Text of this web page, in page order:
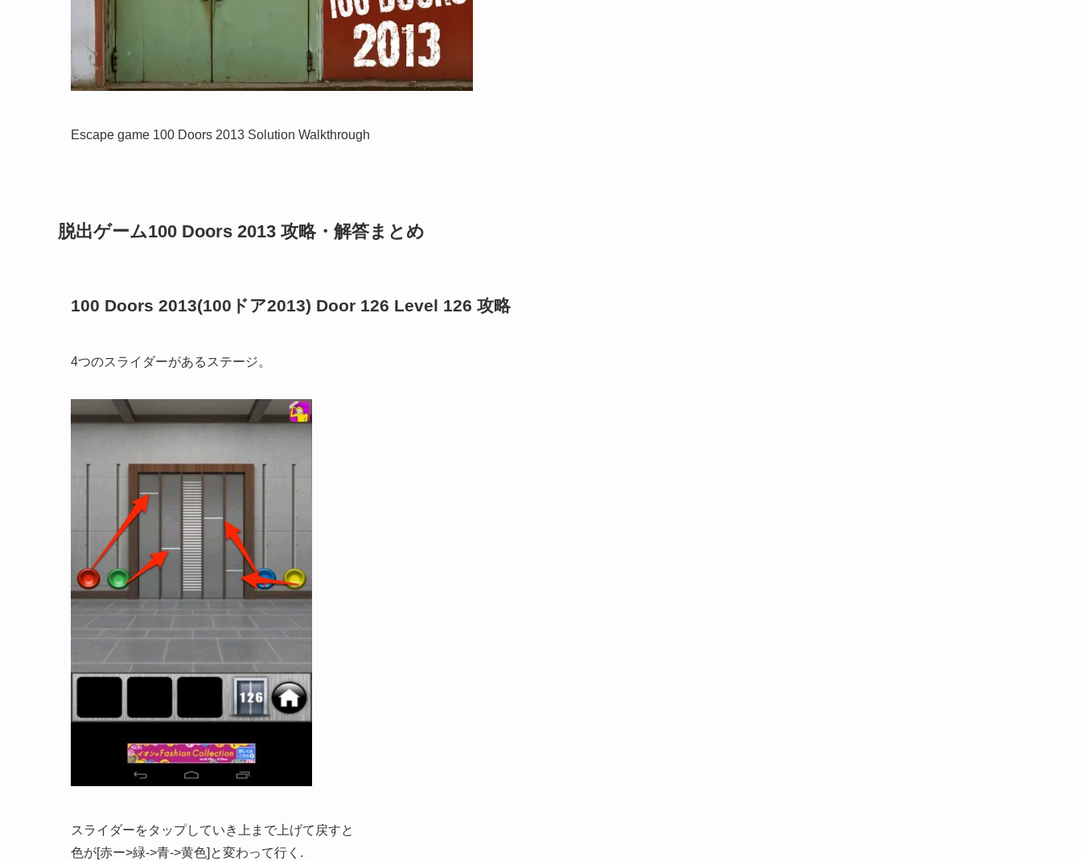
Escape game 100 Doors 2013 Solution Walkthrough
脱出ゲーム100 Doors 2013 攻略・解答まとめ
100 Doors 2013(100ドア2013) Door 126 Level 126 攻略
4つのスライダーがあるステージ。
スライダーをタップしていき上まで上げて戻すと
色が[赤ー>緑->青->黄色]と変わって行く.